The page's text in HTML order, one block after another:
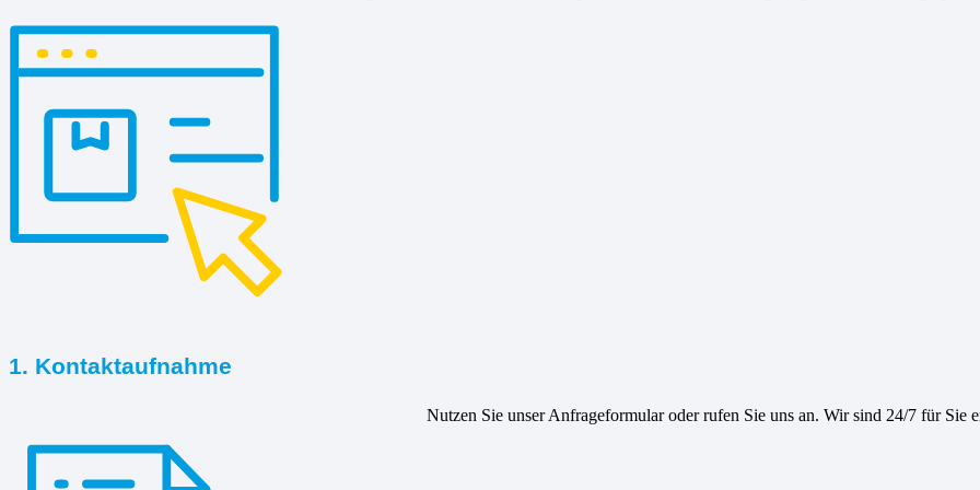
1. Kontaktaufnahme
Nutzen Sie unser Anfrageformular oder rufen Sie uns an. Wir sind 24/7 für Sie